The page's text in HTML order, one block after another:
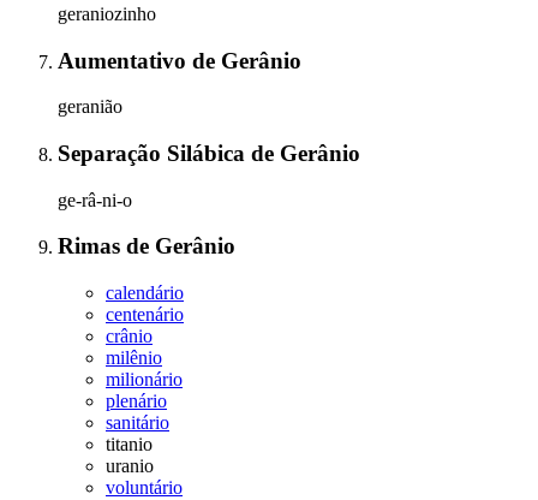
geraniozinho
Aumentativo de Gerânio
geranião
Separação Silábica de Gerânio
ge-râ-ni-o
Rimas de Gerânio
calendário
centenário
crânio
milênio
milionário
plenário
sanitário
titanio
uranio
voluntário